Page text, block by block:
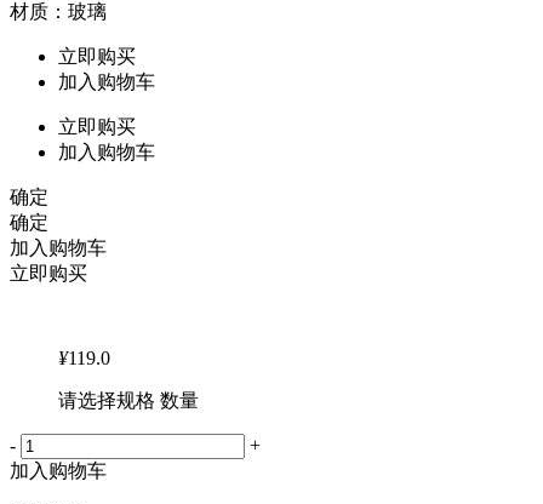
材质：玻璃
立即购买
加入购物车
立即购买
加入购物车
确定
确定
加入购物车
立即购买
¥119.0
请选择规格 数量
-
+
加入购物车